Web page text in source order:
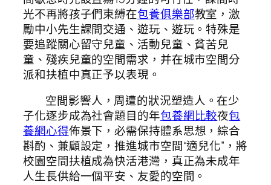
光不再將孩子們束縛在包養俱樂部教室，激
勵中小先生課間交通、遊玩、遊玩。特殊是
要追蹤關心留守兒童、活動兒童、貧苦兒
童、殘疾兒童的空間需求，并在城市空間分
派和扶植中真正予以表現。
空間影響人，周遭的狀況塑造人。在少
子化逐步成為社會題目的年包養網比較夜包
養網心得佈景下，必需保持體系思想，綜合
斟酌、兼顧設定，推進城市空間“適兒化”，將
校園空間扶植成為快活港灣，真正為未成年
人生長供給一個平安、友愛的空間。